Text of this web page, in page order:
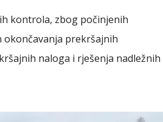
kontrola, zbog počinjenih
okončavanja prekršajnih
naloga i rješenja nadležnih